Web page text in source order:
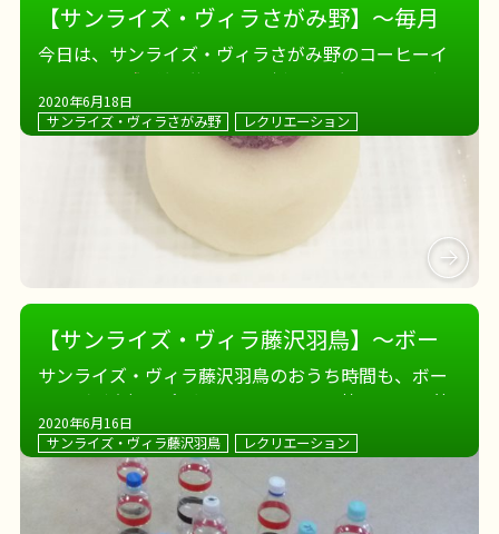
【サンライズ・ヴィラさがみ野】～毎月
恒例のイエーイ！～
今日は、サンライズ・ヴィラさがみ野のコーヒーイ
稲田施設長のギターと歌を聴きなが
ら、美味しいお菓子とコーヒーを楽しみます
子を早々に食べ終えたら… ハーモニカの得意な男性
入居者様が、キ […]
2020年6月18日
サンライズ・ヴィラさがみ野 レクリエーション
【サンライズ・ヴィラ藤沢羽鳥】～ボー
リング、上から投げるか下から投げるか～
サンライズ・ヴィラ藤沢羽鳥のおうち時間も、ボー
リングが大好評
上から、 下から、 勢いよく。 皆
さま懐かさを感じながら、ボーリングを楽しまれま
した
2020年6月16日
サンライズ・ヴィラ藤沢羽鳥 レクリエーション